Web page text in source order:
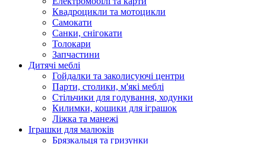
Квадроцикли та мотоцикли
Самокати
Санки, снігокати
Толокари
Запчастини
Дитячі меблі
Гойдалки та заколисуючі центри
Парти, столики, м'які меблі
Стільчики для годування, ходунки
Килимки, кошики для іграшок
Ліжка та манежі
Іграшки для малюків
Брязкальця та гризунки